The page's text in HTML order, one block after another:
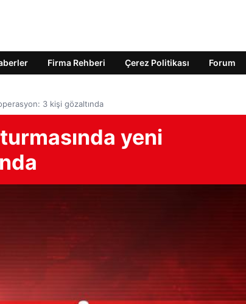
Firma Rehberi Çerez Politikası Forum
3 kişi gözaltında
yeni